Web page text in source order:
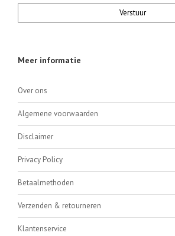
Verstuur
Meer informatie
Over ons
Algemene voorwaarden
Disclaimer
Privacy Policy
Betaalmethoden
Verzenden & retourneren
Klantenservice